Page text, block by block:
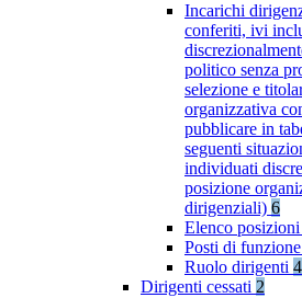
Incarichi
conferiti, ivi
politico senza
selezione e
organizzativa
pubblicare in
seguenti
individuati
posizione
dirigenziali) 6
Elenco
Posti di
Ruolo dirigenti 4
Dirigenti cessati 2